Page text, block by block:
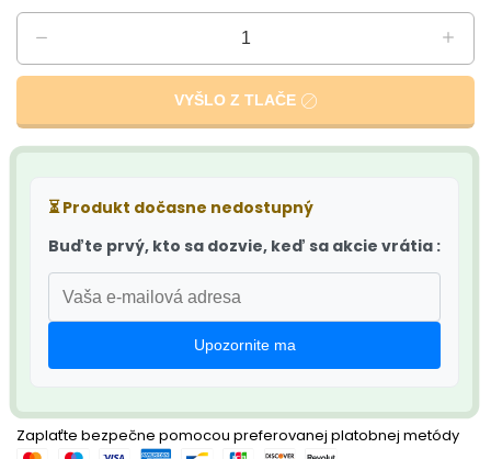
VYŠLO Z TLAČE
⏳Produkt dočasne nedostupný
Buďte prvý, kto sa dozvie, keď sa akcie vrátia :
Upozornite ma
Zaplaťte bezpečne pomocou preferovanej platobnej metódy